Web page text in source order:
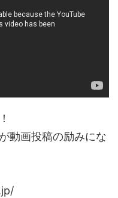
動画投稿の励みにな